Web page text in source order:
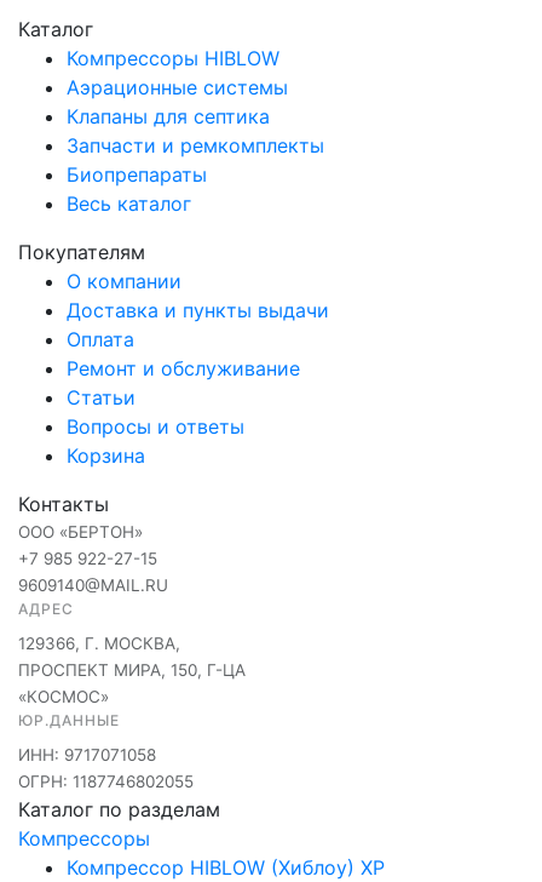
Каталог
Компрессоры HIBLOW
Аэрационные системы
Клапаны для септика
Запчасти и ремкомплекты
Биопрепараты
Весь каталог
Покупателям
О компании
Доставка и пункты выдачи
Оплата
Ремонт и обслуживание
Статьи
Вопросы и ответы
Корзина
Контакты
ООО «БЕРТОН»
+7 985 922-27-15
9609140@MAIL.RU
АДРЕС
129366, Г. МОСКВА,
ПРОСПЕКТ МИРА, 150, Г-ЦА
«КОСМОС»
ЮР.ДАННЫЕ
ИНН: 9717071058
ОГРН: 1187746802055
Каталог по разделам
Компрессоры
Компрессор HIBLOW (Хиблоу) XP